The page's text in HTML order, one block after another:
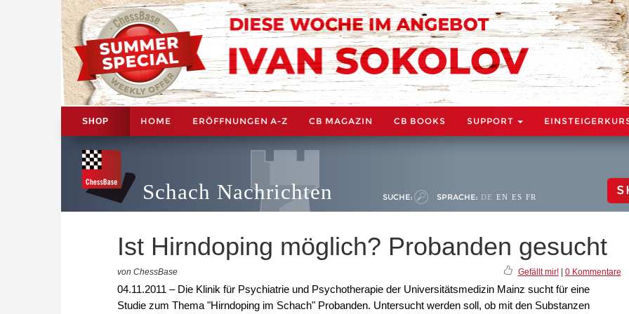
SHOP HOME ERÖFFNUNGEN A-Z CB MAGAZIN CB BOOKS SUPPORT
Schach Nachrichten SUCHE: SPRACHE: DE EN ES FR
Ist Hirndoping möglich? Probanden gesucht
von ChessBase Gefällt mir!| 0 Kommentare
04.11.2011 – Die Klinik für Psychiatrie und Psychotherapie der Universitätsmedizin Mainz sucht für eine
Studie zum Thema "Hirndoping im Schach" Probanden. Untersucht werden soll, ob mit den Substanzen